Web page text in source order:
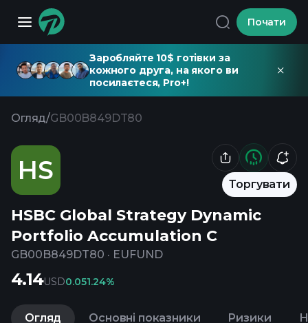
Почати
Заробляйте 10$ готівки за
кожного друга, на якого ви
посилаєтеся, Pro+!
Огляд/GB00B849DT80
HS Торгувати
HSBC Global Strategy Dynamic
Portfolio Accumulation C
GB00B849DT80 · EUFUND
4.14USD0.051.24%
Огляд Основні показники Ризики